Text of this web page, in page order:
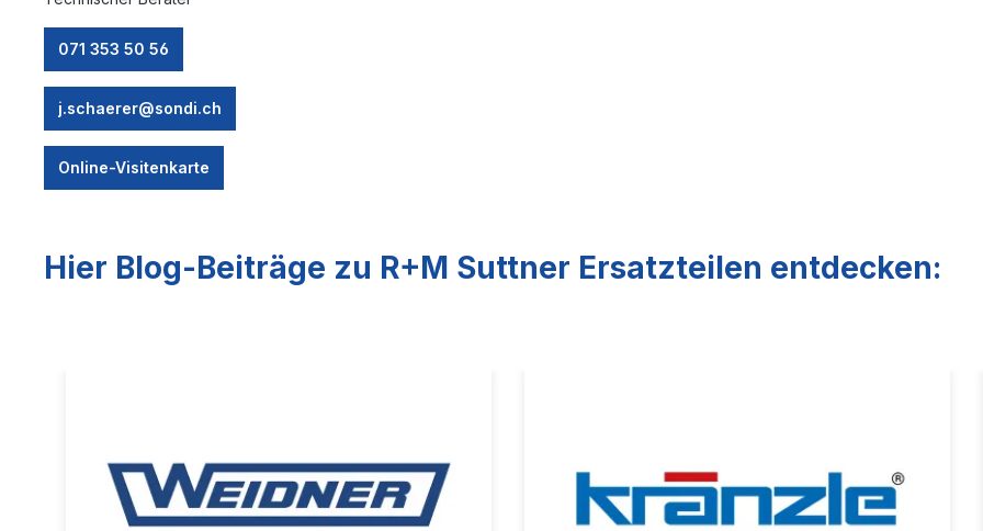
071 353 50 56
j.schaerer@sondi.ch
Online-Visitenkarte
Hier Blog-Beiträge zu R+M Suttner Ersatzteilen entdecken: